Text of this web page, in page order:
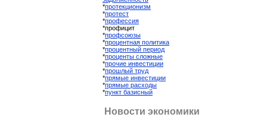
*протекционизм
*протест
*профессия
*профицит
*профсоюзы
*процентная политика
*процентный период
*проценты сложные
*прочие инвестиции
*прошлый труд
*прямые инвестиции
*прямые расходы
*пункт базисный
Новости экономики